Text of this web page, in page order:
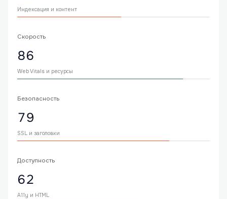
Индексация и контент
Скорость
86
Web Vitals и ресурсы
Безопасность
79
SSL и заголовки
Доступность
62
A11y и HTML